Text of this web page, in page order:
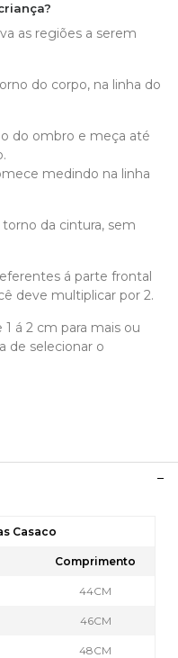
as regiões a serem
do corpo, na linha do
do ombro e meça até
medindo na linha
da cintura, sem
á parte frontal
deve multiplicar por 2.
á 2 cm para mais ou
de selecionar o
Casaco
Comprimento
44CM
46CM
48CM